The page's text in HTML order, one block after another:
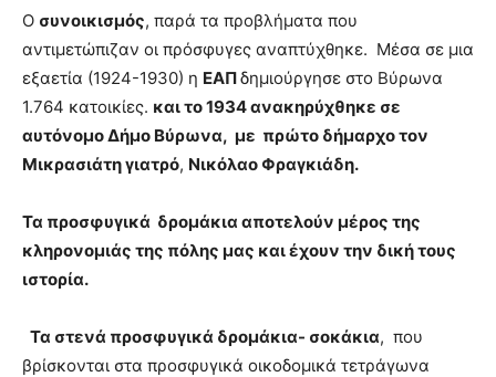
Ο συνοικισμός, παρά τα προβλήματα που
αντιμετώπιζαν οι πρόσφυγες αναπτύχθηκε. Μέσα σε μια
εξαετία (1924-1930) η ΕΑΠδημιούργησε στο Βύρωνα
1.764 κατοικίες. και το 1934 ανακηρύχθηκε σε
αυτόνομο Δήμο Βύρωνα, με πρώτο δήμαρχο τον
Μικρασιάτη γιατρό, Νικόλαο Φραγκιάδη.
Τα προσφυγικά δρομάκια αποτελούν μέρος της
κληρονομιάς της πόλης μας και έχουν την δική τους
ιστορία.
Τα στενά προσφυγικά δρομάκια- σοκάκια, που
βρίσκονται στα προσφυγικά οικοδομικά τετράγωνα